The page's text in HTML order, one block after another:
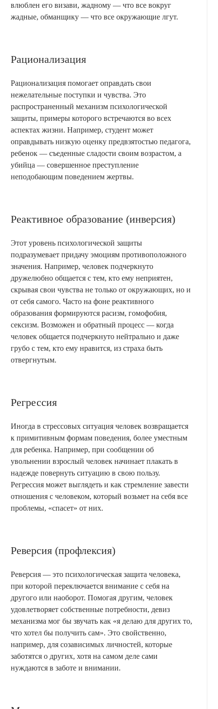
влюблен его визави, жадному — что все вокруг
жадные, обманщику — что все окружающие лгут.
Рационализация
Рационализация помогает оправдать свои
нежелательные поступки и чувства. Это
распространенный механизм психологической
защиты, примеры которого встречаются во всех
аспектах жизни. Например, студент может
оправдывать низкую оценку предвзятостью педагога,
ребенок — съеденные сладости своим возрастом, а
убийца — совершенное преступление
неподобающим поведением жертвы.
Реактивное образование (инверсия)
Этот уровень психологической защиты
подразумевает придачу эмоциям противоположного
значения. Например, человек подчеркнуто
дружелюбно общается с тем, кто ему неприятен,
скрывая свои чувства не только от окружающих, но и
от себя самого. Часто на фоне реактивного
образования формируются расизм, гомофобия,
сексизм. Возможен и обратный процесс — когда
человек общается подчеркнуто нейтрально и даже
грубо с тем, кто ему нравится, из страха быть
отвергнутым.
Регрессия
Иногда в стрессовых ситуация человек возвращается
к примитивным формам поведения, более уместным
для ребенка. Например, при сообщении об
увольнении взрослый человек начинает плакать в
надежде повернуть ситуацию в свою пользу.
Регрессия может выглядеть и как стремление завести
отношения с человеком, который возьмет на себя все
проблемы, «спасет» от них.
Реверсия (профлексия)
Реверсия — это психологическая защита человека,
при которой переключается внимание с себя на
другого или наоборот. Помогая другим, человек
удовлетворяет собственные потребности, девиз
механизма мог бы звучать как «я делаю для других то,
что хотел бы получить сам». Это свойственно,
например, для созависимых личностей, которые
заботятся о других, хотя на самом деле сами
нуждаются в заботе и внимании.